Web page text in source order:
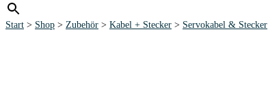
Start > Shop > Zubehör > Kabel + Stecker > Servokabel & Stecker